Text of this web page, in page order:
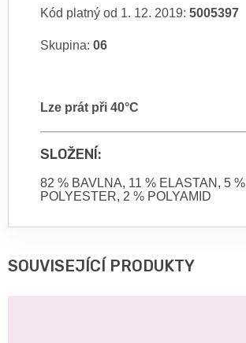
Kód platný od 1. 12. 2019: 5005397
Skupina: 06
Lze prát při 40°C
SLOŽENÍ:
82 % BAVLNA, 11 % ELASTAN, 5 %
POLYESTER, 2 % POLYAMID
SOUVISEJÍCÍ PRODUKTY